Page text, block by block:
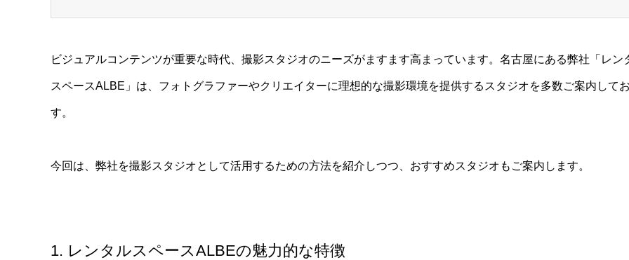
ビジュアルコンテンツが重要な時代、撮影スタジオのニーズがますます高まっています。名古屋にある弊社「レン
スペースALBE」は、フォトグラファーやクリエイターに理想的な撮影環境を提供するスタジオを多数ご案内して
す。
今回は、弊社を撮影スタジオとして活用するための方法を紹介しつつ、おすすめスタジオもご案内します。
1. レンタルスペースALBEの魅力的な特徴